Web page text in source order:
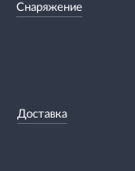
Снаряжение
Доставка